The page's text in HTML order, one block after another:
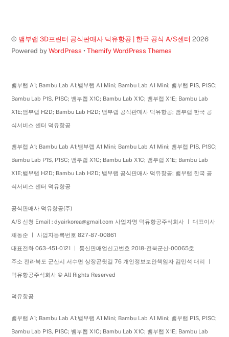
© 뱀부랩 3D프린터 공식판매사 덕유항공 | 한국 공식 A/S센터 2026
Powered byWordPress •Themify WordPress Themes
뱀부랩 A1; Bambu Lab A1;뱀부랩 A1 Mini; Bambu Lab A1 Mini; 뱀부랩 P1S, P1SC;
Bambu Lab P1S, P1SC; 뱀부랩 X1C; Bambu Lab X1C; 뱀부랩 X1E; Bambu Lab
X1E;뱀부랩 H2D; Bambu Lab H2D; 뱀부랩 공식판매사 덕유항공; 뱀부랩 한국 공
식서비스 센터 덕유항공
뱀부랩 A1; Bambu Lab A1;뱀부랩 A1 Mini; Bambu Lab A1 Mini; 뱀부랩 P1S, P1SC;
Bambu Lab P1S, P1SC; 뱀부랩 X1C; Bambu Lab X1C; 뱀부랩 X1E; Bambu Lab
X1E;뱀부랩 H2D; Bambu Lab H2D; 뱀부랩 공식판매사 덕유항공; 뱀부랩 한국 공
식서비스 센터 덕유항공
공식판매사 덕유항공(주)
A/S 신청 Email : dyairkorea@gmail.com 사업자명 덕유항공주식회사 ㅣ 대표이사
채동준 ㅣ 사업자등록번호 827-87-00861
대표전화 063-451-0121 ㅣ 통신판매업신고번호 2018-전북군산-00065호
주소 전라북도 군산시 서수면 상장곤윗길 76 개인정보보안책임자 김민석 대리 ㅣ
덕유항공주식회사 © All Rights Reserved
덕유항공
뱀부랩 A1; Bambu Lab A1;뱀부랩 A1 Mini; Bambu Lab A1 Mini; 뱀부랩 P1S, P1SC;
Bambu Lab P1S, P1SC; 뱀부랩 X1C; Bambu Lab X1C; 뱀부랩 X1E; Bambu Lab